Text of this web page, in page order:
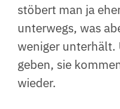
stöbert man ja
unterwegs, was
weniger unterhält.
geben, sie
wieder.